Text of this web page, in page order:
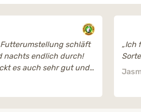
schläft
nachts endlich durch!
es auch sehr gut und
„Ich